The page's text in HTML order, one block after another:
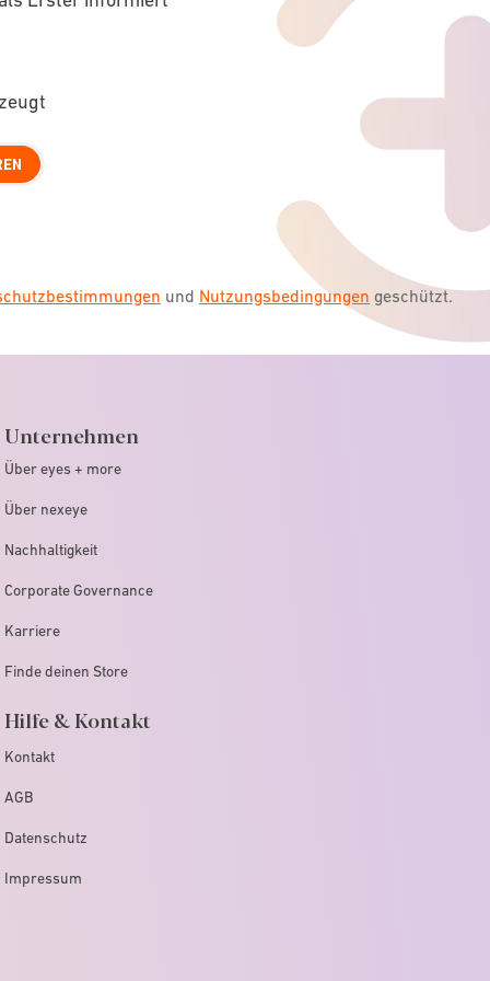
und Nutzungsbedingungen geschützt.
Unternehmen
Über eyes + more
Über nexeye
Nachhaltigkeit
Corporate Governance
Karriere
Finde deinen Store
Hilfe & Kontakt
Kontakt
AGB
Datenschutz
Impressum